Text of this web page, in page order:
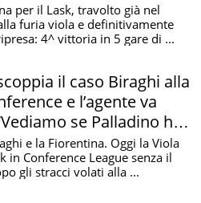
per il Lask, travolto già nel
furia viola e definitivamente
4^ vittoria in 5 gare di ...
il caso Biraghi alla
e l’agente va
se Palladino ha
e la Fiorentina. Oggi la Viola
in Conference League senza il
gli stracci volati alla ...